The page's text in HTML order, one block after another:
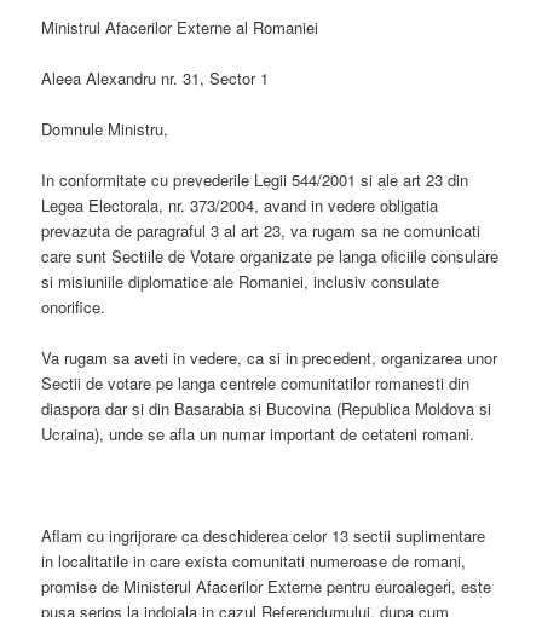
Ministrul Afacerilor Externe al Romaniei
Aleea Alexandru nr. 31, Sector 1
Domnule Ministru,
In conformitate cu prevederile Legii 544/2001 si ale art 23 din
Legea Electorala, nr. 373/2004, avand in vedere obligatia
prevazuta de paragraful 3 al art 23, va rugam sa ne comunicati
care sunt Sectiile de Votare organizate pe langa oficiile consulare
si misiuniile diplomatice ale Romaniei, inclusiv consulate
onorifice.
Va rugam sa aveti in vedere, ca si in precedent, organizarea unor
Sectii de votare pe langa centrele comunitatilor romanesti din
diaspora dar si din Basarabia si Bucovina (Republica Moldova si
Ucraina), unde se afla un numar important de cetateni romani.
Aflam cu ingrijorare ca deschiderea celor 13 sectii suplimentare
in localitatile in care exista comunitati numeroase de romani,
promise de Ministerul Afacerilor Externe pentru euroalegeri, este
pusa serios la indoiala in cazul Referendumului, dupa cum